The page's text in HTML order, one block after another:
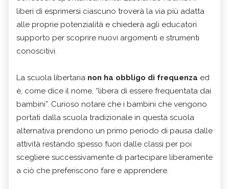
liberi di esprimersi ciascuno troverà la via più adatta
alle proprie potenzialità e chiederà agli educatori
supporto per scoprire nuovi argomenti e strumenti
conoscitivi.
La scuola libertaria non ha obbligo di frequenza ed
è, come dice il nome, “libera di essere frequentata dai
bambini”. Curioso notare che i bambini che vengono
portati dalla scuola tradizionale in questa scuola
alternativa prendono un primo periodo di pausa dalle
attività restando spesso fuori dalle classi per poi
scegliere successivamente di partecipare liberamente
a ciò che preferiscono fare e apprendere.